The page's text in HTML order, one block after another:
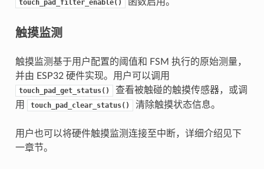
touch_pad_filter_enable()
触摸监测
触摸监测基于用户配置的阈值和 FSM 执行的原始测量，
并由 ESP32 硬件实现。用户可以调用
touch_pad_get_status()
查看被触碰的触摸传感器，或调
用
touch_pad_clear_status() 清除触摸状态信息。
用户也可以将硬件触摸监测连接至中断，详细介绍见下
一章节。